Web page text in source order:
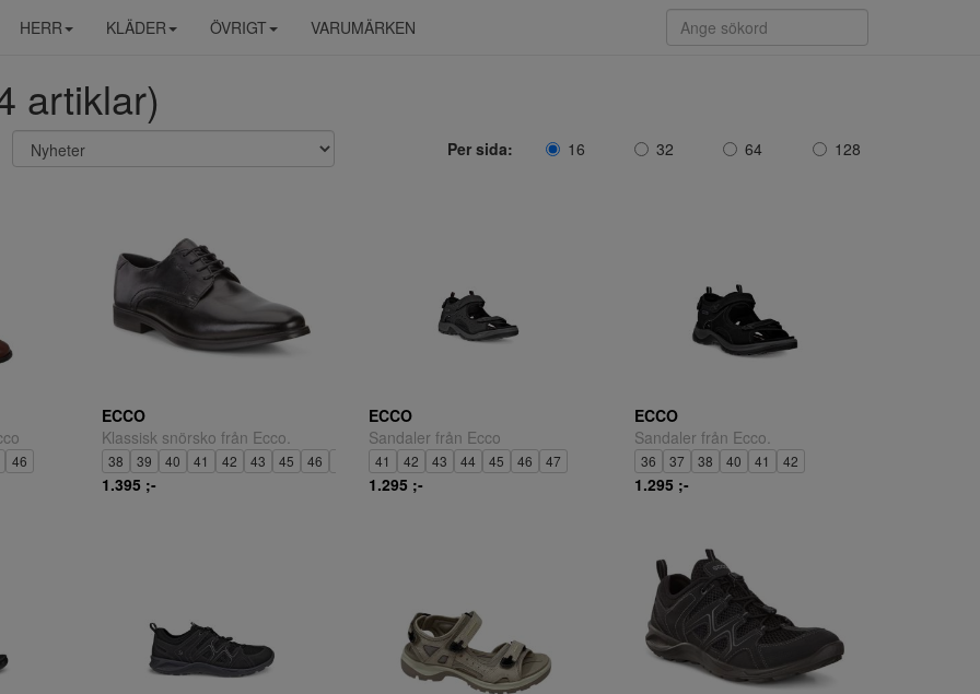
HERR KLÄDER ÖVRIGT VARUMÄRKEN
artiklar)
Per sida: 16 32 64 128
46
ECCO
Klassisk snörsko från Ecco.
38 39 40 41 42 43 45 46
1.395 ;-
ECCO
Sandaler från Ecco
41 42 43 44 45 46 47
1.295 ;-
ECCO
Sandaler från Ecco.
36 37 38 40 41 42
1.295 ;-